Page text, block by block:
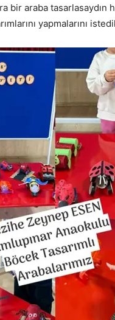
bir araba
yapmalarını